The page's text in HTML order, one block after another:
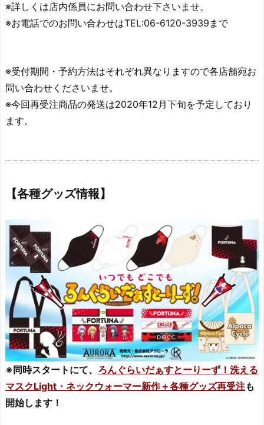
※詳しくは店内係員にお問い合わせ下さいませ。
※お電話でのお問い合わせはTEL:06-6120-3939まで
※受付期間・予約方法はそれぞれ異なりますので各店舗宛お
問い合わせくださいませ。
※今回再受注商品の発送は2020年12月下旬を予定しており
ます。
【各種グッズ情報】
※同時スタートにて、 ろんぐらいだぁすとーりーず！洗える
マスクLight・ネックウォーマー新作＋各種グッズ再受注も
開始します！